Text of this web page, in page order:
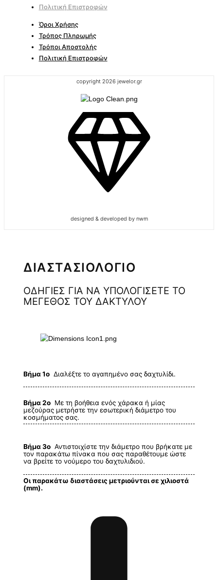
Πολιτική Επιστροφών
Όροι Χρήσης
Τρόπος Πληρωμής
Τρόποι Αποστολής
Πολιτική Επιστροφών
copyright 2026 jewelor.gr
designed & developed by nwm
ΔΙΑΣΤΑΣΙΟΛΟΓΙΟ
ΟΔΗΓΙΕΣ ΓΙΑ ΝΑ ΥΠΟΛΟΓΙΣΕΤΕ ΤΟ
ΜΕΓΕΘΟΣ ΤΟΥ ΔΑΚΤΥΛΟΥ
Βήμα 1ο Διαλέξτε το αγαπημένο σας δαχτυλίδι.
Βήμα 2ο Με τη βοήθεια ενός χάρακα ή μίας
μεζούρας μετρήστε την εσωτερική διάμετρο του
κοσμήματος σας.
Βήμα 3ο Αντιστοιχίστε την διάμετρο που βρήκατε με
τον παρακάτω πίνακα που σας παραθέτουμε ώστε
να βρείτε το νούμερο του δαχτυλιδιού.
Οι παρακάτω διαστάσεις μετριούνται σε χιλιοστά
(mm).